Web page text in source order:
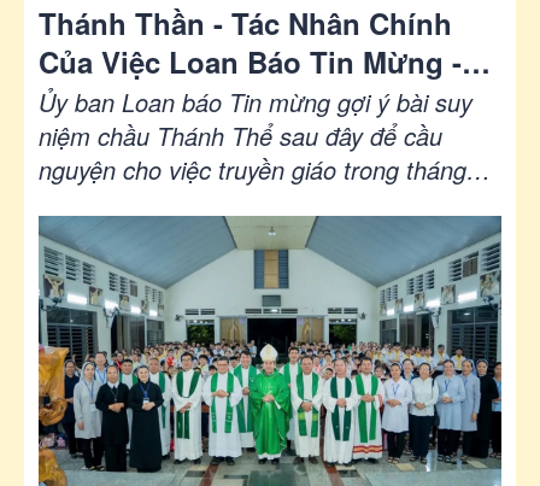
Thánh Thần - Tác Nhân Chính
Của Việc Loan Báo Tin Mừng -
Ủy Ban Loan Báo Tin Mừng Gợi
Ý Suy Niệm Chầu Thánh Thể
Tháng 5/2026
Ủy ban Loan báo Tin mừng gợi ý bài suy
niệm chầu Thánh Thể sau đây để cầu
nguyện cho việc truyền giáo trong tháng